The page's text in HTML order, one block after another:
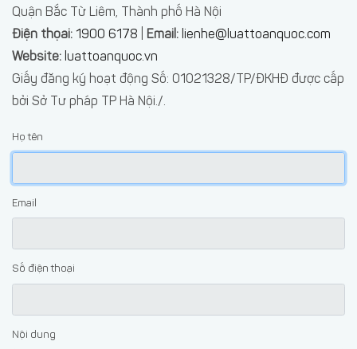
câu
hỏi
trực
tuyến
Soạn
đơn/hợp
đồng
Yêu
cầu
dịch
lịch
tư
Quận Bắc Từ Liêm, Thành phố Hà Nội
Ðiện thọai: 1900 6178 Email: lienhe@luattoanquoc.com
Website: luattoanquoc.vn
Giấy đăng ký hoạt động Số: 01021328/TP/ĐKHĐ được cấp
bởi Sở Tư pháp TP Hà Nội./.
Họ tên
Email
Số điện thoại
Nội dung